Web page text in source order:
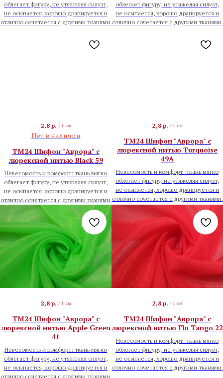
облегает фигуру, не утяжеляя силуэт,
не осыпается, хорошо драпируется и
отлично сочетается с другими тканями.
облегает фигуру, не утяжеляя силуэт,
не осыпается, хорошо драпируется и
отлично сочетается с другими тканями.
2,8 р. / 1 см
Нет в наличии
TM24 Шифон "Аврора" с
люрексной нитью Black 59
Невесомость и комфорт: ткань мягко
облегает фигуру, не утяжеляя силуэт,
не осыпается, хорошо драпируется и
отлично сочетается с другими тканями.
2,8 р. / 1 см
TM24 Шифон "Аврора" с
люрексной нитью Turquoise
49A
Невесомость и комфорт: ткань мягко
облегает фигуру, не утяжеляя силуэт,
не осыпается, хорошо драпируется и
отлично сочетается с другими тканями.
2,8 р. / 1 см
TM24 Шифон "Аврора" с
люрексной нитью Apple Green
41
Невесомость и комфорт: ткань мягко
облегает фигуру, не утяжеляя силуэт,
не осыпается, хорошо драпируется и
отлично сочетается с другими тканями.
2,8 р. / 1 см
TM24 Шифон "Аврора" с
люрексной нитью Flo Tango 22
Невесомость и комфорт: ткань мягко
облегает фигуру, не утяжеляя силуэт,
не осыпается, хорошо драпируется и
отлично сочетается с другими тканями.